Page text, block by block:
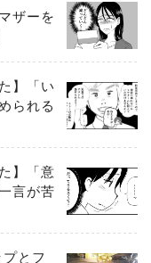
ザーを
】「い
られる
】「意
言が苦
とフ